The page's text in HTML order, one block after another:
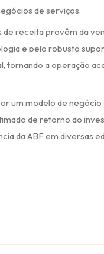
de serviços.
receita provêm da
e pelo robusto
tornando a operação
um modelo de
de retorno do
da ABF em diversas